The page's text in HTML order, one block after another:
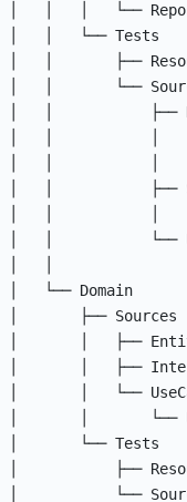
│   │   │   └──
│   │   └── Tests
│   │       ├──
│   │       └──
│   │           ├──
│   │           │   ├──
│   │           │   └──
│   │           ├──
│   │           │
│   │           └──
│   │
│   └── Domain
│       ├── Sources
│       │   ├──
│       │   ├──
│       │   └──
│       │       └──
│       └── Tests
│           ├──
│           └──